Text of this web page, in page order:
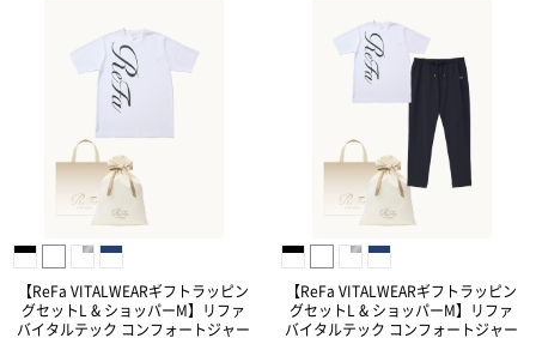
【ReFa VITALWEARギフトラッピン
グセットL & ショッパーM】リファ
バイタルテック コンフォートジャー
【ReFa VITALWEARギフトラッピン
グセットL & ショッパーM】リファ
バイタルテック コンフォートジャー